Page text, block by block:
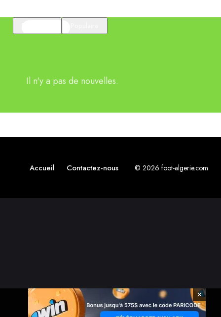
Il n'y a pas de nouvelles.
Accueil Contactez-nous © 2026 foot-algerie.com
×